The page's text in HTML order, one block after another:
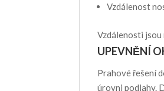
Vzdálenost
Vzdálenosti jsou
UPEVNĚNÍ
Prahové řešení
úrovni podlahy.